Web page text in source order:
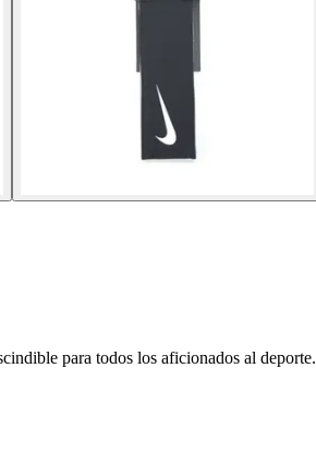
para todos los aficionados al deporte.